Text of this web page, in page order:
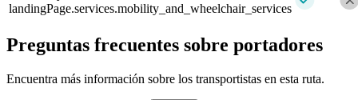
landingPage.services.mobility_and_wheelchair_services
Preguntas frecuentes sobre portadores
Encuentra más información sobre los transportistas en esta ruta.